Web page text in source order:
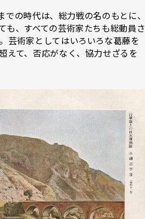
の時代は、総力戦の名のもとに、
も、すべての芸術家たちも総動員さ
芸術家としてはいろいろな葛藤を
えて、否応がなく、協力せざるを